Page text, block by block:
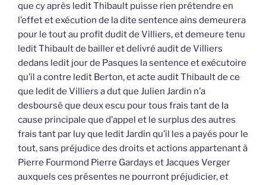
que cy après ledit Thibault puisse rien prétendre en
l’effet et exécution de la dite sentence ains demeurera
pour le tout au profit dudit de Villiers, et demeure tenu
ledit Thibault de bailler et delivré audit de Villiers
dedans ledit jour de Pasques la sentence et exécutoire
qu’il a contre ledit Berton, et acte audit Thibault de ce
que ledit de Villiers a dut que Julien Jardin n’a
desboursé que deux escu pour tous frais tant de la
cause principale que d’appel et le surplus des autres
frais tant par luy que ledit Jardin qu’il les a payés pour le
tout, sans préjudice des droits et actions appartenant à
Pierre Fourmond Pierre Gardays et Jacques Verger
auxquels ces présentes ne pourront préjudicier, et